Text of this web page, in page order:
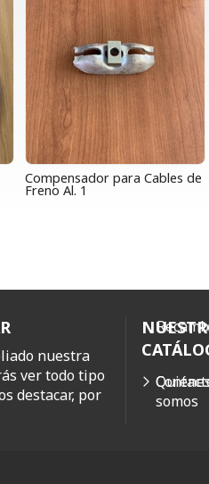
Compensador para Cables de
Freno Al. 1
nuestra
ver todo tipo
destacar, por
somos